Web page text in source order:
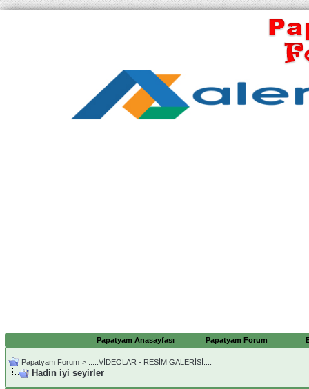
Papatyam Anasayfası Papatyam Forum
Papatyam Forum > ..::.VİDEOLAR - RESİM GALERİSİ.::.
Hadin iyi seyirler